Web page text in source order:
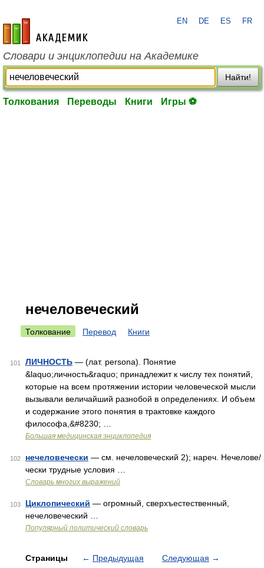
academic.ru
EN DE ES FR
Словари и энциклопедии на Академике
Найти!
Толкования Переводы Книги Игры ⚽
нечеловеческий
Толкование Перевод Книги
101 ЛИЧНОСТЬ — (лат. persona). Понятие
&laquo;личность&raquo; принадлежит к числу тех понятий,
которые на всем протяжении истории человеческой мысли
вызывали величайший разнобой в определениях. И объем
и содержание этого понятия в трактовке каждого
философа,&#8230; …
Большая медицинская энциклопедия
102 нечеловечески — см. нечеловеческий 2); нареч. Нечелове/
чески трудные условия …
Словарь многих выражений
103 Циклопический — огромный, сверхъестественный,
нечеловеческий …
Популярный политический словарь
Страницы ← Предыдущая Следующая →